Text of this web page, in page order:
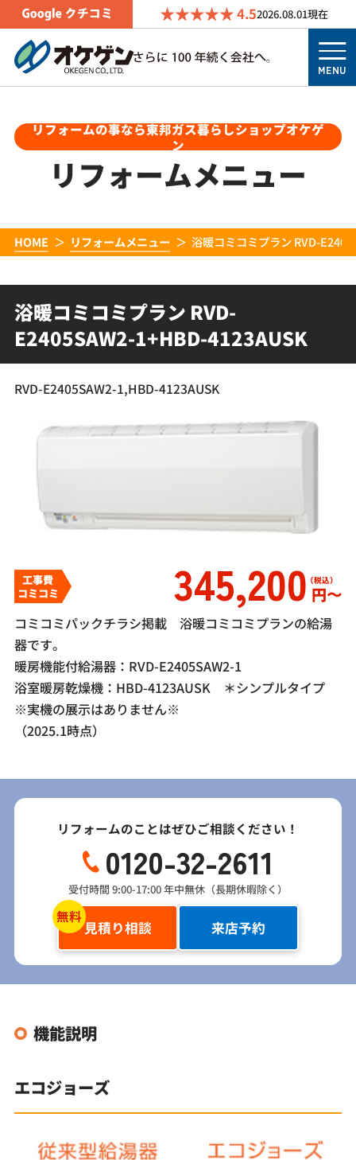
4.52026.08.01現在
MENU
リフォームの事なら東邦ガス暮らしショップオケゲ
ン
リフォームメニュー
HOME リフォームメニュー 浴暖コミコミプラン RVD-
浴暖コミコミプラン RVD-
E2405SAW2-1+HBD-4123AUSK
RVD-E2405SAW2-1,HBD-4123AUSK
工事費
コミコミ
345,200 円〜
コミコミパックチラシ掲載 浴暖コミコミプランの給湯
器です。
暖房機能付給湯器：RVD-E2405SAW2-1
浴室暖房乾燥機：HBD-4123AUSK ＊シンプルタイプ
※実機の展示はありません※
（2025.1時点）
リフォームのことはぜひご相談ください！
0120-32-2611
受付時間 9:00-17:00 年中無休（長期休暇除く）
見積り相談 来店予約
機能説明
エコジョーズ